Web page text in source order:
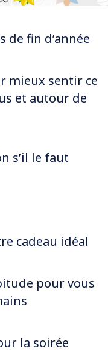
de fin d’année
mieux sentir ce
et autour de
s’il le faut
cadeau idéal
pour vous
la soirée